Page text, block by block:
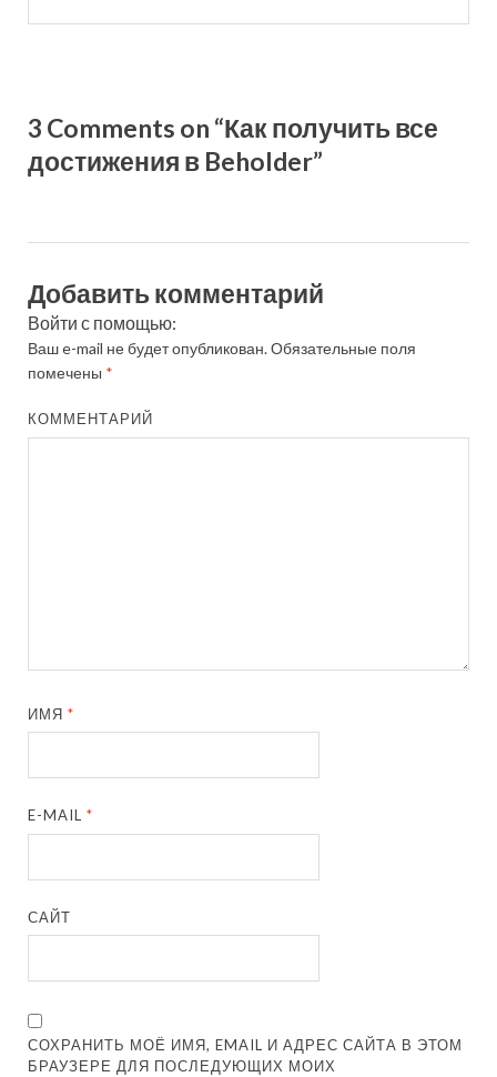
3 Comments on “Как получить все
достижения в Beholder”
Добавить комментарий
Войти с помощью:
Ваш e-mail не будет опубликован.Обязательные поля
помечены *
КОММЕНТАРИЙ
ИМЯ*
E-MAIL*
САЙТ
СОХРАНИТЬ МОЁ ИМЯ, EMAIL И АДРЕС САЙТА В ЭТОМ
БРАУЗЕРЕ ДЛЯ ПОСЛЕДУЮЩИХ МОИХ